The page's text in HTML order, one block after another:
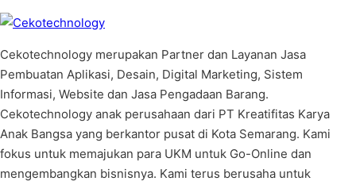
Cekotechnology merupakan Partner dan Layanan Jasa
Pembuatan Aplikasi, Desain, Digital Marketing, Sistem
Informasi, Website dan Jasa Pengadaan Barang.
Cekotechnology anak perusahaan dari PT Kreatifitas Karya
Anak Bangsa yang berkantor pusat di Kota Semarang. Kami
fokus untuk memajukan para UKM untuk Go-Online dan
mengembangkan bisnisnya. Kami terus berusaha untuk